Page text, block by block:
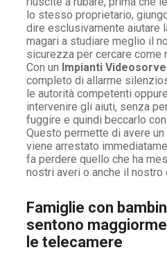
lo stesso proprietario,
dire esclusivamente aiutare
magari a studiare meglio il
sicurezza per cercare come
Con un Impianti
completo di allarme
le autorità competenti
intervenire gli aiuti, senza
fuggire e quindi beccarlo
Questo permette di avere
viene arrestato
fa perdere quello che ha
nostri averi o anche il nostro
Famiglie con
sentono
le telecamere